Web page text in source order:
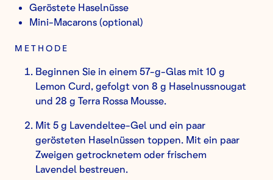
Geröstete Haselnüsse
Mini-Macarons (optional)
METHODE
Beginnen Sie in einem 57-g-Glas mit 10 g
Lemon Curd, gefolgt von 8 g Haselnussnougat
und 28 g Terra Rossa Mousse.
Mit 5 g Lavendeltee-Gel und ein paar
gerösteten Haselnüssen toppen. Mit ein paar
Zweigen getrocknetem oder frischem
Lavendel bestreuen.